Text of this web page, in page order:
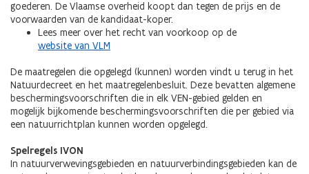
goederen. De Vlaamse overheid koopt dan tegen de prijs en de
voorwaarden van de kandidaat-koper.
Lees meer over het recht van voorkoop op de
website van VLM
De maatregelen die opgelegd (kunnen) worden vindt u terug in het
Natuurdecreet en het maatregelenbesluit. Deze bevatten algemene
beschermingsvoorschriften die in elk VEN-gebied gelden en
mogelijk bijkomende beschermingsvoorschriften die per gebied via
een natuurrichtplan kunnen worden opgelegd.
Spelregels IVON
In natuurverwevingsgebieden en natuurverbindingsgebieden kan de